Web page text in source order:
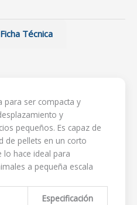
Ficha Técnica
para ser compacta y
y
pequeños. Es capaz de
de pellets en un corto
hace ideal para
a pequeña escala
Especificación